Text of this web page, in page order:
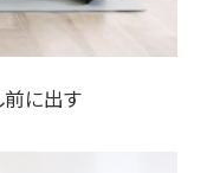
に出す